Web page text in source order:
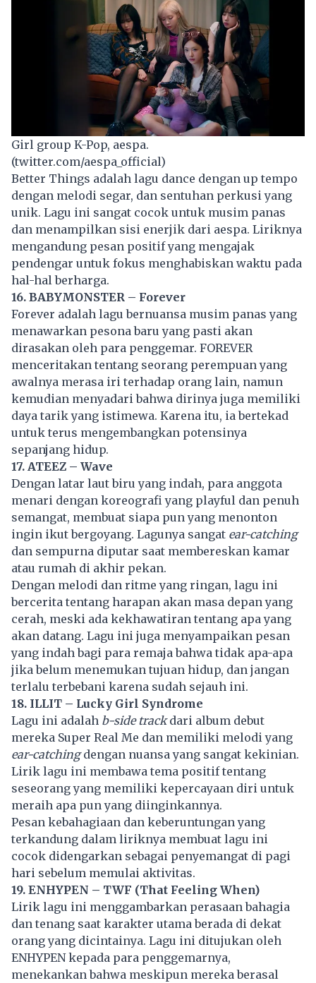
Girl group K-Pop, aespa.
(twitter.com/aespa_official)
Better Things adalah lagu dance dengan up tempo
dengan melodi segar, dan sentuhan perkusi yang
unik. Lagu ini sangat cocok untuk musim panas
dan menampilkan sisi enerjik dari aespa. Liriknya
mengandung pesan positif yang mengajak
pendengar untuk fokus menghabiskan waktu pada
hal-hal berharga.
16. BABYMONSTER – Forever
Forever adalah lagu bernuansa musim panas yang
menawarkan pesona baru yang pasti akan
dirasakan oleh para penggemar. FOREVER
menceritakan tentang seorang perempuan yang
awalnya merasa iri terhadap orang lain, namun
kemudian menyadari bahwa dirinya juga memiliki
daya tarik yang istimewa. Karena itu, ia bertekad
untuk terus mengembangkan potensinya
sepanjang hidup.
17. ATEEZ – Wave
Dengan latar laut biru yang indah, para anggota
menari dengan koreografi yang playful dan penuh
semangat, membuat siapa pun yang menonton
ingin ikut bergoyang. Lagunya sangat ear-catching
dan sempurna diputar saat membereskan kamar
atau rumah di akhir pekan.
Dengan melodi dan ritme yang ringan, lagu ini
bercerita tentang harapan akan masa depan yang
cerah, meski ada kekhawatiran tentang apa yang
akan datang. Lagu ini juga menyampaikan pesan
yang indah bagi para remaja bahwa tidak apa-apa
jika belum menemukan tujuan hidup, dan jangan
terlalu terbebani karena sudah sejauh ini.
18. ILLIT – Lucky Girl Syndrome
Lagu ini adalah b-side trackdari album debut
mereka Super Real Me dan memiliki melodi yang
ear-catchingdengan nuansa yang sangat kekinian.
Lirik lagu ini membawa tema positif tentang
seseorang yang memiliki kepercayaan diri untuk
meraih apa pun yang diinginkannya.
Pesan kebahagiaan dan keberuntungan yang
terkandung dalam liriknya membuat lagu ini
cocok didengarkan sebagai penyemangat di pagi
hari sebelum memulai aktivitas.
19. ENHYPEN – TWF (That Feeling When)
Lirik lagu ini menggambarkan perasaan bahagia
dan tenang saat karakter utama berada di dekat
orang yang dicintainya. Lagu ini ditujukan oleh
ENHYPEN kepada para penggemarnya,
menekankan bahwa meskipun mereka berasal